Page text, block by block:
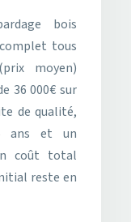
bois
tous
moyen)
36 000€ sur
de qualité,
ans et un
coût total
reste en